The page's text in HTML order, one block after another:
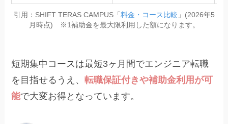
引用：SHIFT TERAS CAMPUS「 料金・コース比較 」(2026年5
月時点) ※1補助金を最大限利用した額になります。
短期集中コースは最短3ヶ月間でエンジニア転職
を目指せるうえ、転職保証付きや補助金利用が可
能で大変お得となっています。